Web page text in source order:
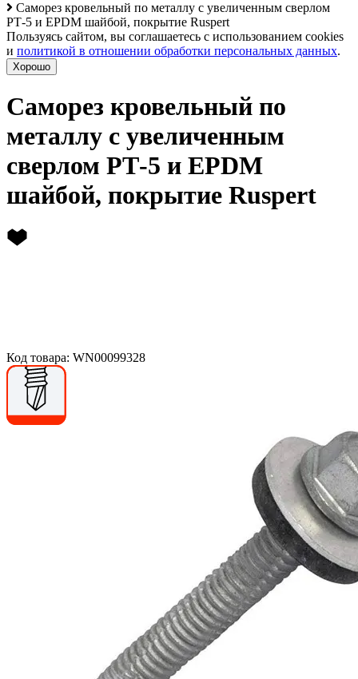
Саморез кровельный по металлу с увеличенным сверлом
РТ-5 и EPDM шайбой, покрытие Ruspert
Пользуясь сайтом, вы соглашаетесь с использованием cookies
и политикой в отношении обработки персональных данных.
Хорошо
Саморез кровельный по
металлу с увеличенным
сверлом РТ-5 и EPDM
шайбой, покрытие Ruspert
Код товара: WN00099328